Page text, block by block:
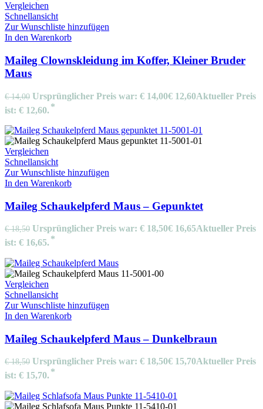
Vergleichen
Schnellansicht
Zur Wunschliste hinzufügen
In den Warenkorb
Maileg Clownskleidung im Koffer, Kleiner Bruder
Maus
€14,00 Ursprünglicher Preis war: € 14,00€ 12,60Aktueller Preis
ist: € 12,60.
Vergleichen
Schnellansicht
Zur Wunschliste hinzufügen
In den Warenkorb
Maileg Schaukelpferd Maus – Gepunktet
€18,50 Ursprünglicher Preis war: € 18,50€ 16,65Aktueller Preis
ist: € 16,65.
Vergleichen
Schnellansicht
Zur Wunschliste hinzufügen
In den Warenkorb
Maileg Schaukelpferd Maus – Dunkelbraun
€18,50 Ursprünglicher Preis war: € 18,50€ 15,70Aktueller Preis
ist: € 15,70.